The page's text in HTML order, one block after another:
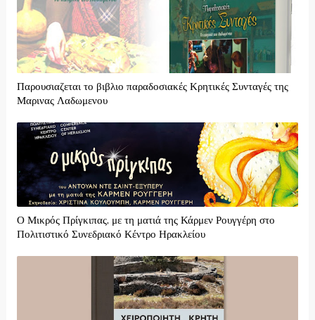
Παρουσιαζεται το βιβλιο παραδοσιακές Κρητικές Συνταγές της
Μαρινας Λαδωμενου
Ο Μικρός Πρίγκιπας, με τη ματιά της Κάρμεν Ρουγγέρη στο
Πολιτιστικό Συνεδριακό Κέντρο Ηρακλείου